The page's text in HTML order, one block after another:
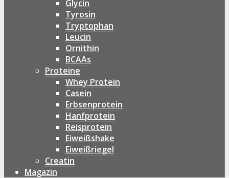
Glycin
Tyrosin
Tryptophan
Leucin
Ornithin
BCAAs
Proteine
Whey Protein
Casein
Erbsenprotein
Hanfprotein
Reisprotein
Eiweißshake
Eiweißriegel
Creatin
Magazin